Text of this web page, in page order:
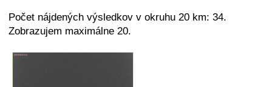
Počet nájdených výsledkov v okruhu 20 km: 34.
Zobrazujem maximálne 20.